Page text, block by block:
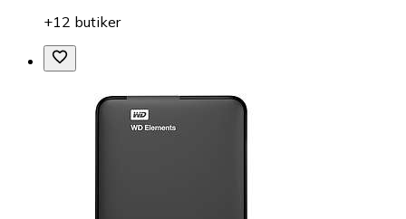
+12 butiker